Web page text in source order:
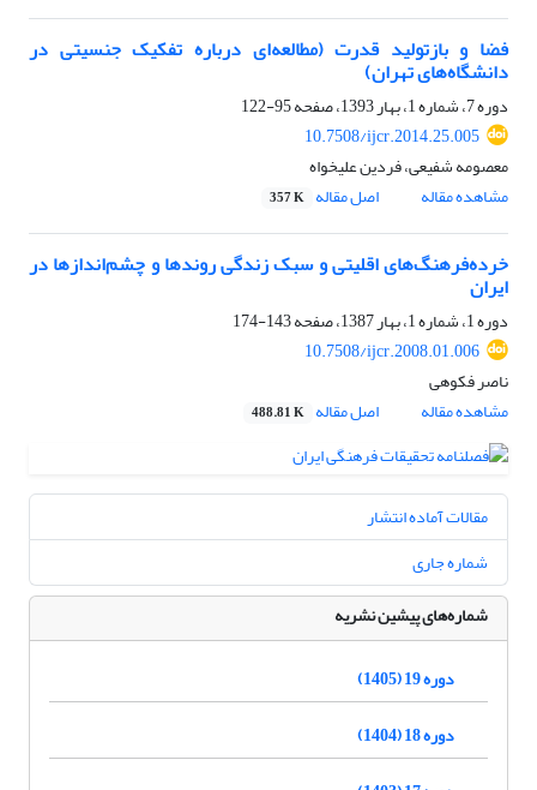
فضا و بازتولید قدرت (مطالعه‌ای درباره تفکیک جنسیتی در
دانشگاه‌های تهران)
دوره 7، شماره 1، بهار 1393، صفحه
95-122
10.7508/ijcr.2014.25.005
معصومه شفیعی، فردین علیخواه
مشاهده مقاله
اصل مقاله 357 K
خرده‌‌‌‌‌فرهنگ‌های اقلیتی و سبک زندگی روندها و چشم‌اندازها در
ایران
دوره 1، شماره 1، بهار 1387، صفحه
143-174
10.7508/ijcr.2008.01.006
ناصر فکوهی
مشاهده مقاله
اصل مقاله 488.81 K
مقالات آماده انتشار
شماره جاری
شماره‌های پیشین نشریه
دوره 19 (1405)
دوره 18 (1404)